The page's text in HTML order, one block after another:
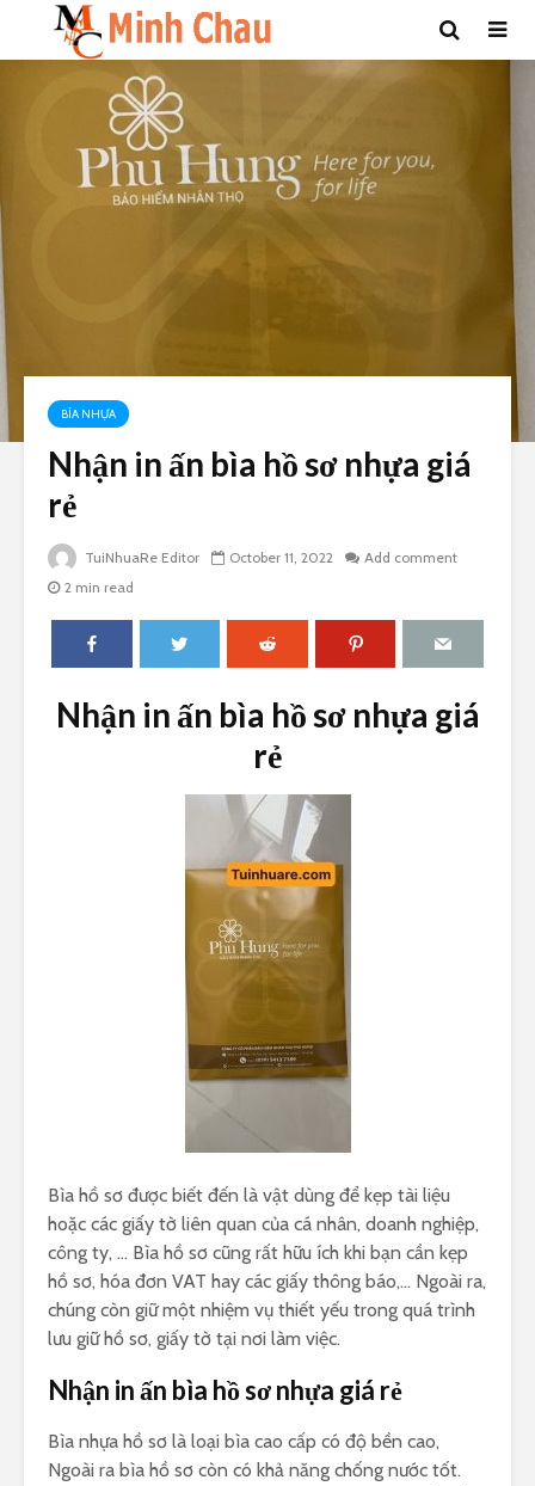
BÌA NHỰA
Nhận in ấn bìa hồ sơ nhựa giá
rẻ
TuiNhuaRe Editor October 11, 2022
Add comment
2 min read
Nhận in ấn bìa hồ sơ nhựa giá
rẻ
Bìa hồ sơ được biết đến là vật dùng để kẹp tài liệu
hoặc các giấy tờ liên quan của cá nhân, doanh nghiệp,
công ty, … Bìa hồ sơ cũng rất hữu ích khi bạn cần kẹp
hồ sơ, hóa đơn VAT hay các giấy thông báo,… Ngoài ra,
chúng còn giữ một nhiệm vụ thiết yếu trong quá trình
lưu giữ hồ sơ, giấy tờ tại nơi làm việc.
Nhận in ấn bìa hồ sơ nhựa giá rẻ
Bìa nhựa hồ sơ là loại bìa cao cấp có độ bền cao,
Ngoài ra bìa hồ sơ còn có khả năng chống nước tốt.